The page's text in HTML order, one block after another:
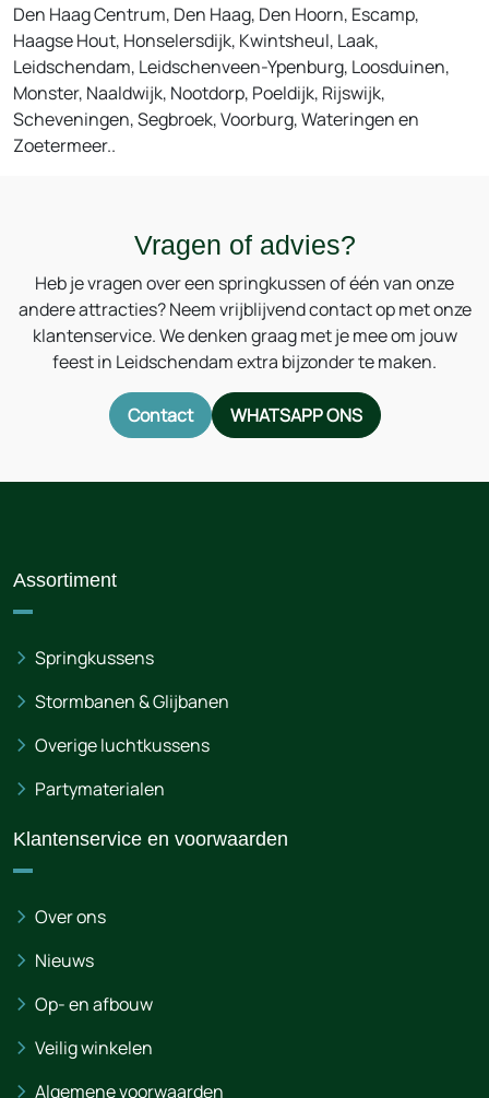
Den Haag Centrum, Den Haag, Den Hoorn, Escamp,
Haagse Hout, Honselersdijk, Kwintsheul, Laak,
Leidschendam, Leidschenveen-Ypenburg, Loosduinen,
Monster, Naaldwijk, Nootdorp, Poeldijk, Rijswijk,
Scheveningen, Segbroek, Voorburg, Wateringen en
Zoetermeer..
Vragen of advies?
Heb je vragen over een springkussen of één van onze
andere attracties? Neem vrijblijvend contact op met onze
klantenservice. We denken graag met je mee om jouw
feest in Leidschendam extra bijzonder te maken.
Contact WHATSAPP ONS
Assortiment
Springkussens
Stormbanen & Glijbanen
Overige luchtkussens
Partymaterialen
Klantenservice en voorwaarden
Over ons
Nieuws
Op- en afbouw
Veilig winkelen
Algemene voorwaarden